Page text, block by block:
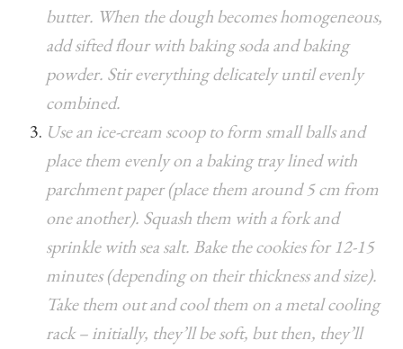
butter. When the dough becomes homogeneous,
add sifted flour with baking soda and baking
powder. Stir everything delicately until evenly
combined.
Use an ice-cream scoop to form small balls and
place them evenly on a baking tray lined with
parchment paper (place them around 5 cm from
one another). Squash them with a fork and
sprinkle with sea salt. Bake the cookies for 12-15
minutes (depending on their thickness and size).
Take them out and cool them on a metal cooling
rack – initially, they’ll be soft, but then, they’ll